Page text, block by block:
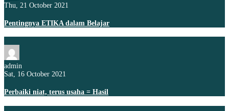
Thu, 21 October 2021
Pentingnya ETIKA dalam Belajar
admin
Sat, 16 October 2021
Perbaiki niat, terus usaha = Hasil